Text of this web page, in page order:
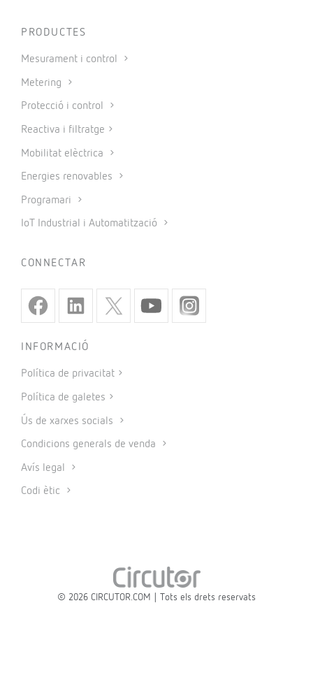
PRODUCTES
Mesurament i control
Metering
Protecció i control
Reactiva i filtratge
Mobilitat elèctrica
Energies renovables
Programari
IoT Industrial i Automatització
CONNECTAR
INFORMACIÓ
Política de privacitat
Política de galetes
Ús de xarxes socials
Condicions generals de venda
Avís legal
Codi ètic
© 2026 CIRCUTOR.COM | Tots els drets reservats